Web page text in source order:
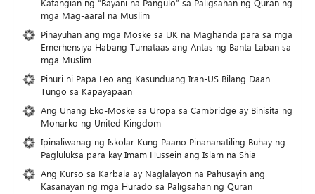
mga Mag-aaral na Muslim
Pinayuhan ang mga Moske sa UK na Maghanda para sa mga
Emerhensiya Habang Tumataas ang Antas ng Banta Laban sa
mga Muslim
Pinuri ni Papa Leo ang Kasunduang Iran-US Bilang Daan
Tungo sa Kapayapaan
Ang Unang Eko-Moske sa Uropa sa Cambridge ay Binisita ng
Monarko ng United Kingdom
Ipinaliwanag ng Iskolar Kung Paano Pinananatiling Buhay ng
Pagluluksa para kay Imam Hussein ang Islam na Shia
Ang Kurso sa Karbala ay Naglalayon na Pahusayin ang
Kasanayan ng mga Hurado sa Paligsahan ng Quran